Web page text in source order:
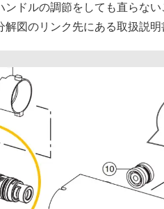
ドルの調節をしても直らない
図のリンク先にある取扱説明